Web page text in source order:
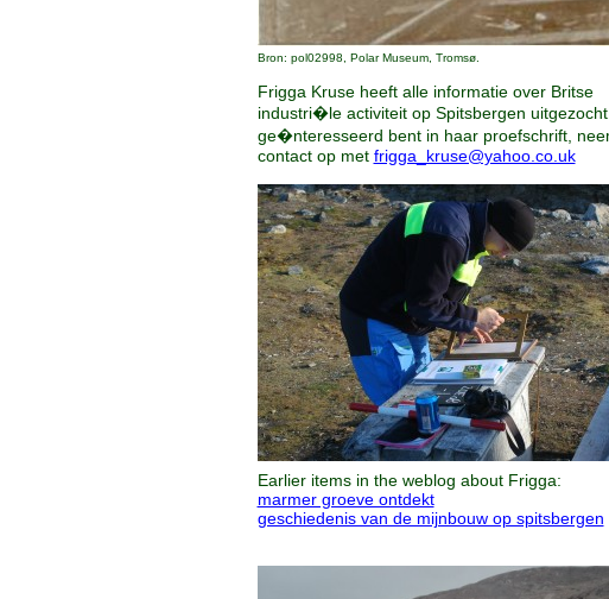
Bron: pol02998, Polar Museum, Tromsø.
Frigga Kruse heeft alle informatie over Britse
industri�le activiteit op Spitsbergen
ge�nteresseerd bent in haar proefschrift,
contact op met frigga_kruse@yahoo.co.uk
Earlier items in the weblog about Frigga:
marmer groeve ontdekt
geschiedenis van de mijnbouw op spitsbergen